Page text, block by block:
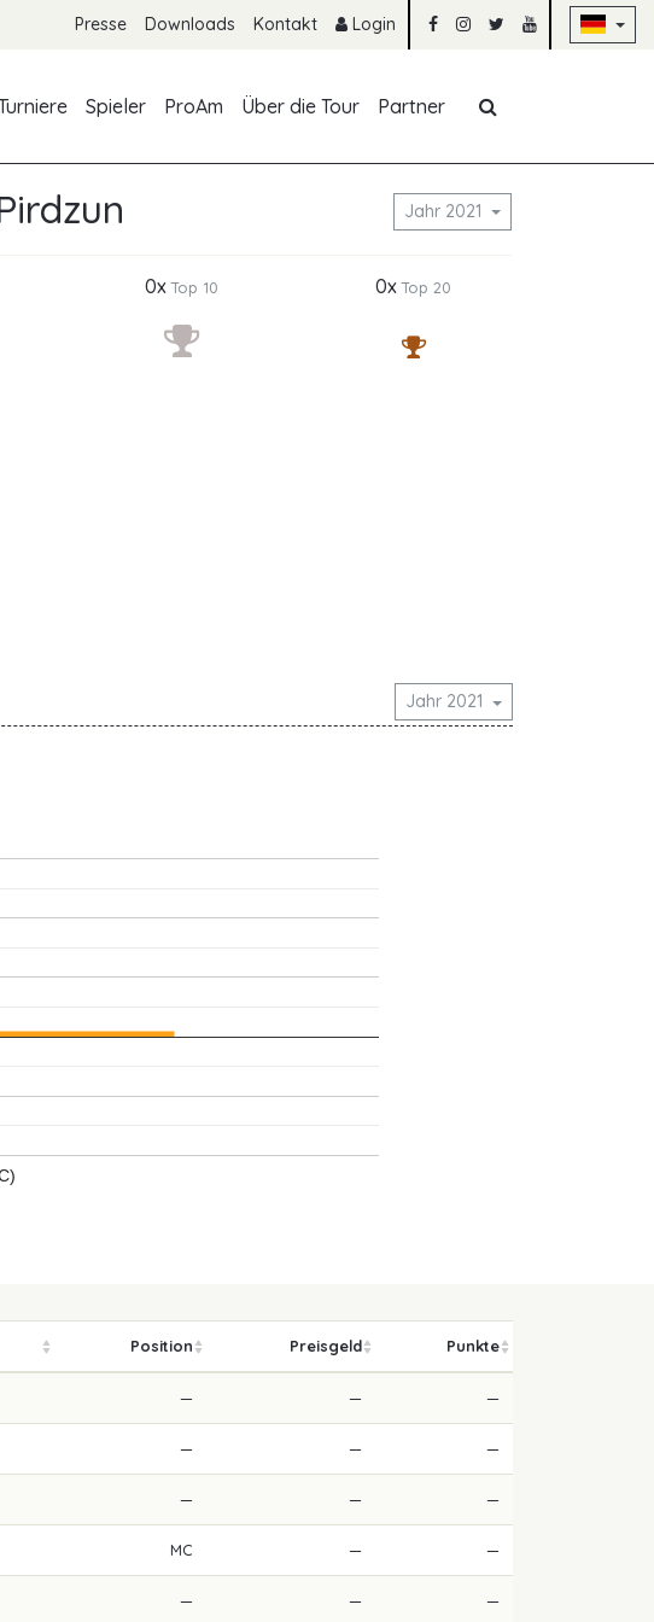
Presse Downloads Kontakt Login
Spieler ProAm Über die Tour Partner
Jahr 2021
0xTop 10 0xTop 20
Jahr 2021
Position Preisgeld Punkte
— — —
— — —
— — —
MC — —
— — —